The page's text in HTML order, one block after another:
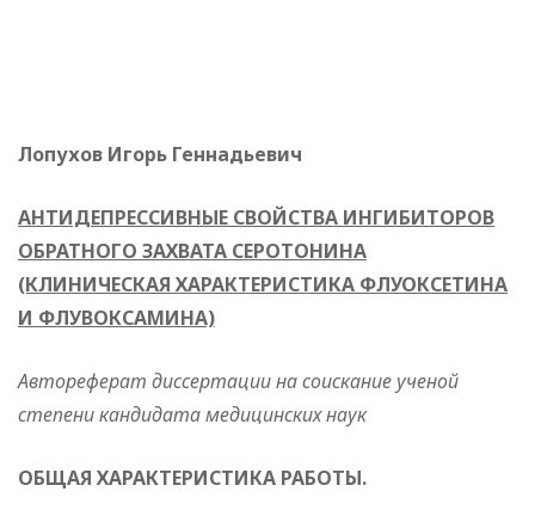
Лопухов Игорь Геннадьевич
АНТИДЕПРЕССИВНЫЕ СВОЙСТВА ИНГИБИТОРОВ
ОБРАТНОГО ЗАХВАТА СЕРОТОНИНА
(КЛИНИЧЕСКАЯ ХАРАКТЕРИСТИКА ФЛУОКСЕТИНА
И ФЛУВОКСАМИНА)
Автореферат диссертации на соискание ученой
степени кандидата медицинских наук
ОБЩАЯ ХАРАКТЕРИСТИКА РАБОТЫ.